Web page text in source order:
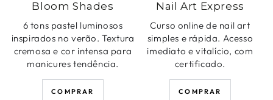
Bloom Shades
6 tons pastel luminosos
inspirados no verão. Textura
cremosa e cor intensa para
manicures tendência.
COMPRAR
Nail Art Express
Curso online de nail art
simples e rápida. Acesso
imediato e vitalício, com
certificado.
COMPRAR